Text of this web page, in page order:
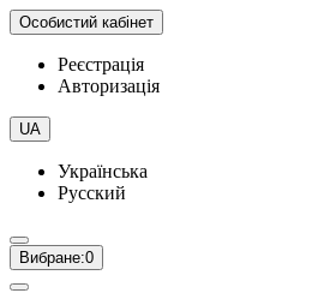
Особистий кабінет
Реєстрація
Авторизація
UA
Українська
Русский
Вибране:0